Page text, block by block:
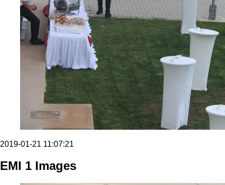
2019-01-21 11:07:21
EMI 1 Images